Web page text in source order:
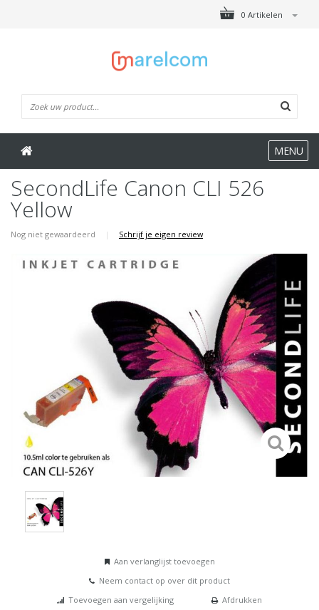
0 Artikelen
MENU
SecondLife Canon CLI 526
Yellow
Nog niet gewaardeerd | Schrijf je eigen review
Aan verlanglijst toevoegen
Neem contact op over dit product
Toevoegen aan vergelijking
Afdrukken